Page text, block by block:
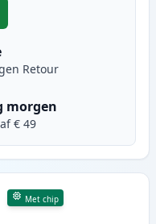
PG-510 inktcartridge
Retour
morgen
€ 49
Met chip